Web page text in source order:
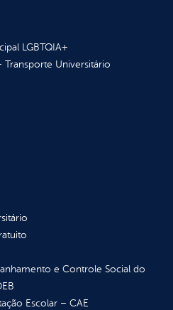
LGBTQIA+
Transporte Universitário
e Controle Social do
Escolar – CAE